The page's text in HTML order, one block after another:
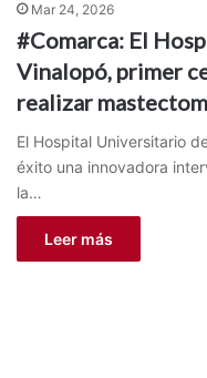
Mar 24, 2026
#Comarca: El
Vinalopó, primer
realizar
El Hospital Universitario
éxito una innovadora
la…
Leer más